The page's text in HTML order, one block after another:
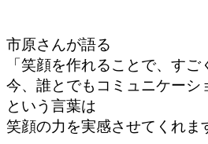
市原さんが語る
「笑顔を作れることで、すご
今、誰とでもコミュニケーシ
という言葉は
笑顔の力を実感させてくれま